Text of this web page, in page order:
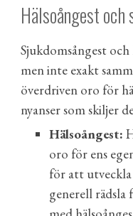
Hälsoångest
Sjukdomsångest
men inte exakt
överdriven oro för
nyanser som skiljer
Hälsoångest:
oro för ens
för att
generell rädsla